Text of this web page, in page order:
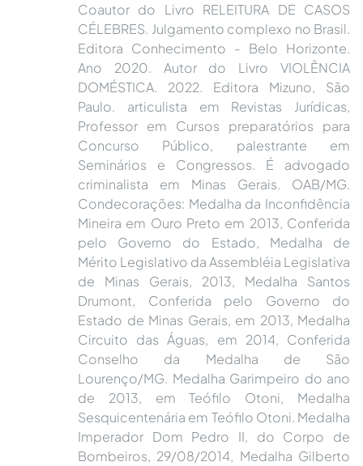
Coautor do Livro RELEITURA DE CASOS
CÉLEBRES. Julgamento complexo no Brasil.
Editora Conhecimento - Belo Horizonte.
Ano 2020. Autor do Livro VIOLÊNCIA
DOMÉSTICA. 2022. Editora Mizuno, São
Paulo. articulista em Revistas Jurídicas,
Professor em Cursos preparatórios para
Concurso Público, palestrante em
Seminários e Congressos. É advogado
criminalista em Minas Gerais. OAB/MG.
Condecorações: Medalha da Inconfidência
Mineira em Ouro Preto em 2013, Conferida
pelo Governo do Estado, Medalha de
Mérito Legislativo da Assembléia Legislativa
de Minas Gerais, 2013, Medalha Santos
Drumont, Conferida pelo Governo do
Estado de Minas Gerais, em 2013, Medalha
Circuito das Águas, em 2014, Conferida
Conselho da Medalha de São
Lourenço/MG. Medalha Garimpeiro do ano
de 2013, em Teófilo Otoni, Medalha
Sesquicentenária em Teófilo Otoni. Medalha
Imperador Dom Pedro II, do Corpo de
Bombeiros, 29/08/2014, Medalha Gilberto